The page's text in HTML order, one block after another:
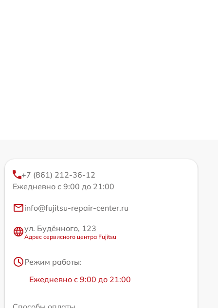
+7 (861) 212-36-12
Ежедневно с 9:00 до 21:00
info@fujitsu-repair-center.ru
ул. Будённого, 123
Адрес сервисного центра Fujitsu
Режим работы:
Ежедневно с 9:00 до 21:00